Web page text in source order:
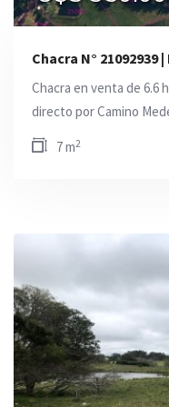
Chacra N° 21092939
Chacra en venta de 6.6
directo por Camino
7 m2